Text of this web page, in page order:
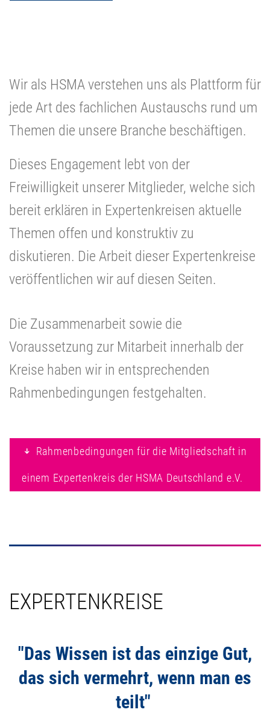
Wir als HSMA verstehen uns als Plattform für
jede Art des fachlichen Austauschs rund um
Themen die unsere Branche beschäftigen.
Dieses Engagement lebt von der
Freiwilligkeit unserer Mitglieder, welche sich
bereit erklären in Expertenkreisen aktuelle
Themen offen und konstruktiv zu
diskutieren. Die Arbeit dieser Expertenkreise
veröffentlichen wir auf diesen Seiten.
Die Zusammenarbeit sowie die
Voraussetzung zur Mitarbeit innerhalb der
Kreise haben wir in entsprechenden
Rahmenbedingungen festgehalten.
Rahmenbedingungen für die Mitgliedschaft in
einem Expertenkreis der HSMA Deutschland e.V.
EXPERTENKREISE
"Das Wissen ist das einzige Gut,
das sich vermehrt, wenn man es
teilt"